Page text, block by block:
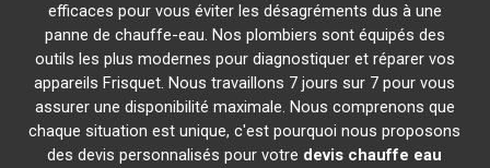
efficaces pour vous éviter les désagréments dus à une
panne de chauffe-eau. Nos plombiers sont équipés des
outils les plus modernes pour diagnostiquer et réparer vos
appareils Frisquet. Nous travaillons 7 jours sur 7 pour vous
assurer une disponibilité maximale. Nous comprenons que
chaque situation est unique, c'est pourquoi nous proposons
des devis personnalisés pour votre devis chauffe eau